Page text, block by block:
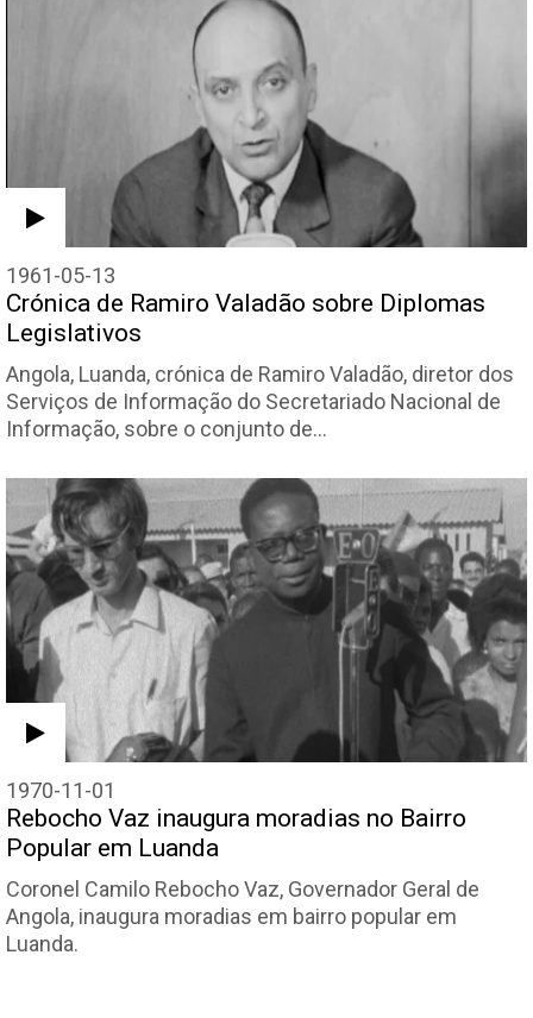
1961-05-13
Crónica de Ramiro Valadão sobre Diplomas
Legislativos
Angola, Luanda, crónica de Ramiro Valadão, diretor dos
Serviços de Informação do Secretariado Nacional de
Informação, sobre o conjunto de…
1970-11-01
Rebocho Vaz inaugura moradias no Bairro
Popular em Luanda
Coronel Camilo Rebocho Vaz, Governador Geral de
Angola, inaugura moradias em bairro popular em
Luanda.